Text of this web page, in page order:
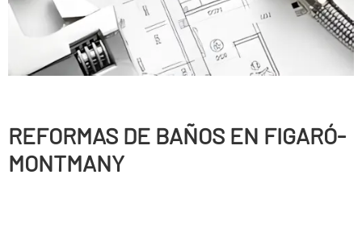
REFORMAS DE BAÑOS EN FIGARÓ-
MONTMANY